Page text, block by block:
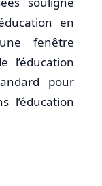
en
fenêtre
l’éducation
pour
l’éducation